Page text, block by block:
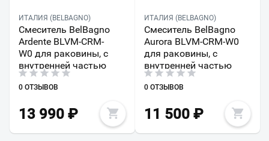
ИТАЛИЯ (BELBAGNO)
Смеситель BelBagno
Ardente BLVM-CRM-
W0 для раковины, с
внутренней частью
0 ОТЗЫВОВ
13 990 ₽
ИТАЛИЯ (BELBAGNO)
Смеситель BelBagno
Aurora BLVM-CRM-W0
для раковины, с
внутренней частью
0 ОТЗЫВОВ
11 500₽